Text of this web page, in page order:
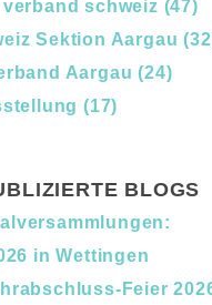
schweiz (47)
Sektion Aargau
Aargau(24)
(17)
BLOGS
in Wettingen
Feier